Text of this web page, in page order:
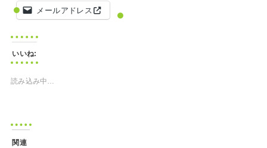
メールアドレス
いいね:
読み込み中…
関連